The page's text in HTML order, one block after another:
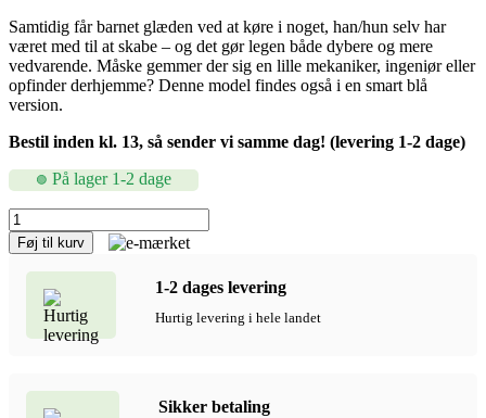
Samtidig får barnet glæden ved at køre i noget, han/hun selv har
været med til at skabe – og det gør legen både dybere og mere
vedvarende. Måske gemmer der sig en lille mekaniker, ingeniør eller
opfinder derhjemme? Denne model findes også i en smart blå
version.
Bestil inden kl. 13, så sender vi samme dag! (levering 1-2 dage)
På lager 1-2 dage
Transformers
Venture
2-
Kreativ
Føj til kurv
1-2 dages levering
Hurtig levering i hele landet
Sikker betaling